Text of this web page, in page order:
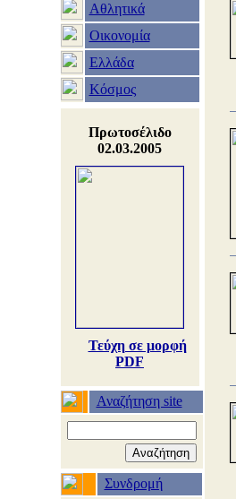
Αθλητικά
Οικονομία
Ελλάδα
Κόσμος
Πρωτοσέλιδο
02.03.2005
Τεύχη σε μορφή
PDF
Αναζήτηση site
Συνδρομή